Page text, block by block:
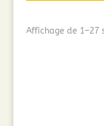
Affichage de 1–27